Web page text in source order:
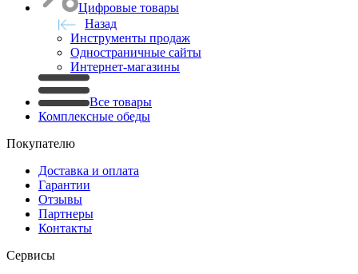
Цифровые товары
Назад
Инструменты продаж
Одностраничные сайты
Интернет-магазины
Все товары
Комплексные обеды
Покупателю
Доставка и оплата
Гарантии
Отзывы
Партнеры
Контакты
Сервисы